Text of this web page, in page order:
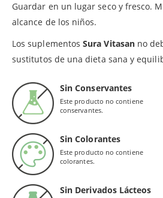
Guardar en un lugar seco y fresco.
alcance de los niños.
Los suplementosSura Vitasanno
sustitutos de una dieta sana y
Sin Conservantes
Este producto no contiene
conservantes.
Sin Colorantes
Este producto no contiene
colorantes.
Sin Derivados Lácteos